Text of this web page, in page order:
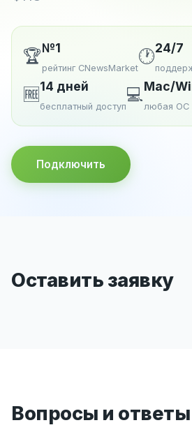
🏆№1
рейтинг CNewsMarket
🕐24/7
🆓14 дней
бесплатный доступ
💻Mac/
любая ОС
Подключить
Оставить заявку
Вопросы и